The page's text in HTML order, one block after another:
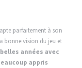
parfaitement à son
bonne vision du jeu et
années avec
appris